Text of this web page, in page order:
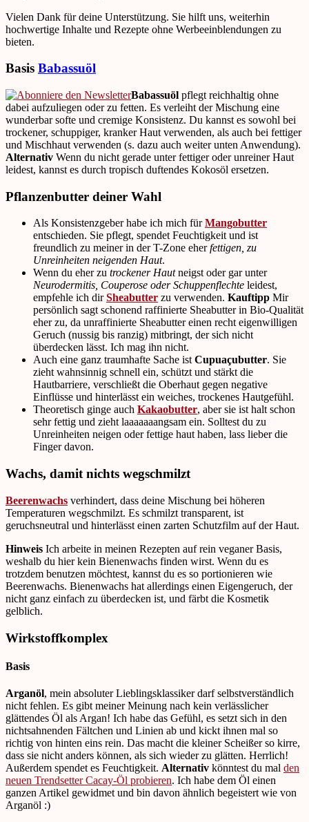
Vielen Dank für deine Unterstützung. Sie hilft uns, weiterhin
hochwertige Inhalte und Rezepte ohne Werbeeinblendungen zu
bieten.
Basis Babassuöl
Babassuöl pflegt reichhaltig ohne
dabei aufzuliegen oder zu fetten. Es verleiht der Mischung eine
wunderbar softe und cremige Konsistenz. Du kannst es sowohl bei
trockener, schuppiger, kranker Haut verwenden, als auch bei fettiger
und Mischhaut verwenden (s. dazu auch weiter unten Anwendung).
Alternativ Wenn du nicht gerade unter fettiger oder unreiner Haut
leidest, kannst es durch tropisch duftendes Kokosöl ersetzen.
Pflanzenbutter deiner Wahl
Als Konsistenzgeber habe ich mich für Mangobutter
entschieden. Sie pflegt, spendet Feuchtigkeit und ist
freundlich zu meiner in der T-Zone eherfettigen, zu
Unreinheiten neigenden Haut.
Wenn du eher zu trockener Hautneigst oder gar unter
Neurodermitis, Couperose oder Schuppenflechte leidest,
empfehle ich dirSheabutter zu verwenden. Kauftipp Mir
persönlich sagt schonend raffinierte Sheabutter in Bio-Qualität
eher zu, da unraffinierte Sheabutter einen recht eigenwilligen
Geruch (nussig bis ranzig) mitbringt, der sich nicht
überdecken lässt. Ich mag ihn nicht.
Auch eine ganz traumhafte Sache ist Cupuaçubutter. Sie
zieht wahnsinnig schnell ein, schützt und stärkt die
Hautbarriere, verschließt die Oberhaut gegen negative
Einflüsse und hinterlässt ein weiches, trockenes Hautgefühl.
Theoretisch ginge auch Kakaobutter, aber sie ist halt schon
sehr fettig und zieht laaaaaaangsam ein. Solltest du zu
Unreinheiten neigen oder fettige haut haben, lass lieber die
Finger davon.
Wachs, damit nichts wegschmilzt
Beerenwachs verhindert, dass deine Mischung bei höheren
Temperaturen wegschmilzt. Es schmilzt transparent, ist
geruchsneutral und hinterlässt einen zarten Schutzfilm auf der Haut.
Hinweis Ich arbeite in meinen Rezepten auf rein veganer Basis,
weshalb du hier kein Bienenwachs finden wirst. Wenn du es
trotzdem benutzen möchtest, kannst du es so portionieren wie
Beerenwachs. Bienenwachs hat allerdings einen Eigengeruch, der
nicht ganz einfach zu überdecken ist, und färbt die Kosmetik
gelblich.
Wirkstoffkomplex
Basis
Arganöl, mein absoluter Lieblingsklassiker darf selbstverständlich
nicht fehlen. Es gibt meiner Meinung nach kein verlässlicher
glättendes Öl als Argan! Ich habe das Gefühl, es setzt sich in den
nichtsahnenden Fältchen und Linien ab und kickt ihnen mal so
richtig von hinten eins rein. Das macht die kleiner Scheißer so kirre,
dass sie nicht anders können, als sich wieder zu glätten. Herrlich!
Außerdem spendet es Feuchtigkeit. Alternativ könntest du mal den
neuen Trendsetter Cacay-Öl probieren. Ich habe dem Öl einen
ganzen Artikel gewidmet und bin davon ähnlich begeistert wie von
Arganöl :)